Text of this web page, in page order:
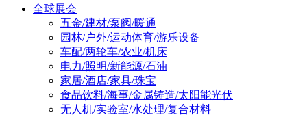
全球展会
五金/建材/泵阀/暖通
园林/户外/运动体育/游乐设备
车配/两轮车/农业/机床
电力/照明/新能源/石油
家居/酒店/家具/珠宝
食品饮料/海事/金属铸造/太阳能光伏
无人机/实验室/水处理/复合材料